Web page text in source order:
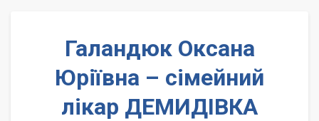
Галандюк Оксана
Юріївна – сімейний
лікар ДЕМИДІВКА